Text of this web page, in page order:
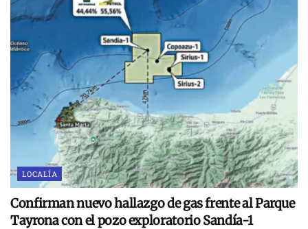
LOCALÍA
Confirman nuevo hallazgo de gas frente al Parque
Tayrona con el pozo exploratorio Sandía-1